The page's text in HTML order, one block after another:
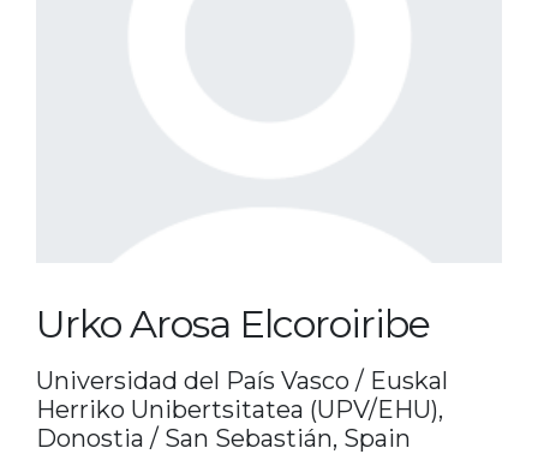
Urko Arosa Elcoroiribe
Universidad del País Vasco / Euskal
Herriko Unibertsitatea (UPV/EHU),
Donostia / San Sebastián, Spain